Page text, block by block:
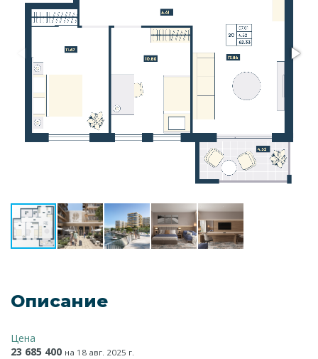
Описание
Цена
23 685 400 на 18 авг. 2025 г.